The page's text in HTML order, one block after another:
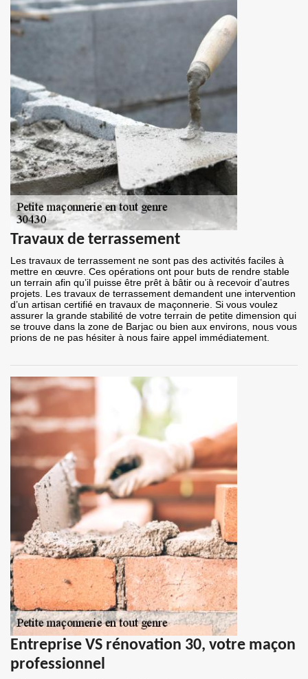
Travaux de terrassement
Les travaux de terrassement ne sont pas des activités faciles à
mettre en œuvre. Ces opérations ont pour buts de rendre stable
un terrain afin qu’il puisse être prêt à bâtir ou à recevoir d’autres
projets. Les travaux de terrassement demandent une intervention
d’un artisan certifié en travaux de maçonnerie. Si vous voulez
assurer la grande stabilité de votre terrain de petite dimension qui
se trouve dans la zone de Barjac ou bien aux environs, nous vous
prions de ne pas hésiter à nous faire appel immédiatement.
Entreprise VS rénovation 30, votre maçon
professionnel